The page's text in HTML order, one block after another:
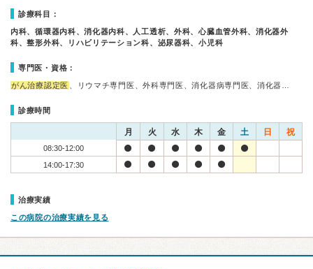
診療科目：
内科、循環器内科、消化器内科、人工透析、外科、心臓血管外科、消化器外
科、整形外科、リハビリテーション科、泌尿器科、小児科
専門医・資格：
がん治療認定医 、リウマチ専門医、外科専門医、消化器病専門医、消化器…
診療時間
月 火 水 木 金 土 日 祝
08:30-12:00
14:00-17:30
治療実績
この病院の治療実績を見る